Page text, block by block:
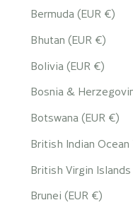
Bermuda (EUR €)
Bhutan (EUR €)
Bolivia (EUR €)
Bosnia &
Botswana (EUR €)
British Indian
British Virgin Islands
Brunei (EUR €)